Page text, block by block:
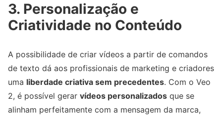
3. Personalização e
Criatividade no Conteúdo
A possibilidade de criar vídeos a partir de comandos
de texto dá aos profissionais de marketing e criadores
uma liberdade criativa sem precedentes. Com o Veo
2, é possível gerar vídeos personalizados que se
alinham perfeitamente com a mensagem da marca,